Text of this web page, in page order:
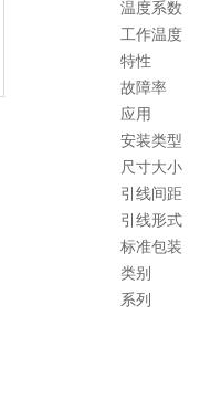
温度系数
工作温度
特性
故障率
应用
安装类型
尺寸大小
引线间距
引线形式
标准包装
类别
系列